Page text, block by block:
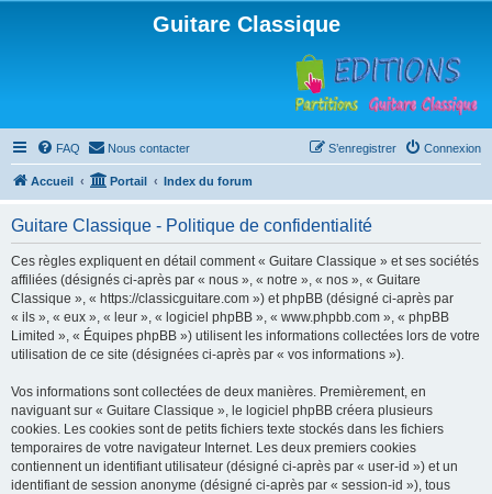
Guitare Classique
FAQ Nous contacter Connexion
S’enregistrer
Accueil Portail Index du forum
Guitare Classique - Politique de confidentialité
Ces règles expliquent en détail comment « Guitare Classique » et ses sociétés
affiliées (désignés ci-après par « nous », « notre », « nos », « Guitare
Classique », « https://classicguitare.com ») et phpBB (désigné ci-après par
« ils », « eux », « leur », « logiciel phpBB », « www.phpbb.com », « phpBB
Limited », « Équipes phpBB ») utilisent les informations collectées lors de votre
utilisation de ce site (désignées ci-après par « vos informations »).
Vos informations sont collectées de deux manières. Premièrement, en
naviguant sur « Guitare Classique », le logiciel phpBB créera plusieurs
cookies. Les cookies sont de petits fichiers texte stockés dans les fichiers
temporaires de votre navigateur Internet. Les deux premiers cookies
contiennent un identifiant utilisateur (désigné ci-après par « user-id ») et un
identifiant de session anonyme (désigné ci-après par « session-id »), tous